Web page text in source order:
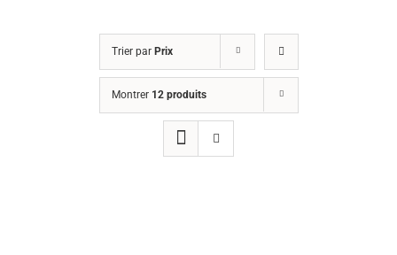
Trier par Prix
Montrer 12 produits